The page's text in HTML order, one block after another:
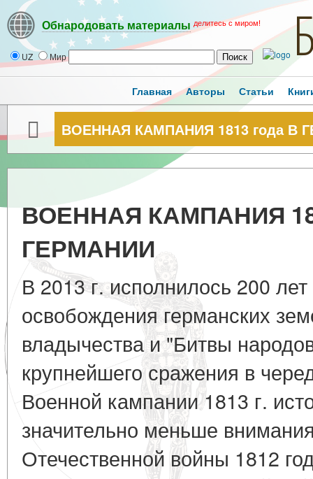
Обнародовать материалы делитесь с миром!
UZ Мир
Главная Авторы Статьи
ВОЕННАЯ КАМПАНИЯ 1813 года В
ВОЕННАЯ КАМПАНИЯ
ГЕРМАНИИ
В 2013 г. исполнилось 200
освобождения германских
владычества и "Битвы
крупнейшего сражения в
Военной кампании 1813 г.
значительно меньше
Отечественной войны 1812